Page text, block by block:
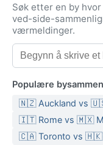
Søk etter en by
ved-side-
værmeldinger.
Populære
🇳🇿 Auckland vs
🇮🇹 Rome vs 🇲🇽
🇨🇦 Toronto vs 🇭🇰